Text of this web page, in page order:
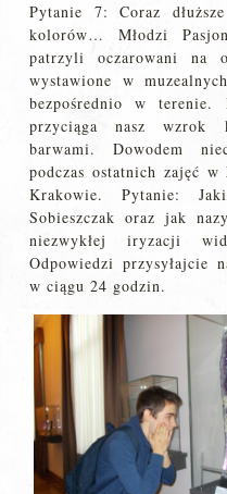
Pytanie 7: Coraz
kolorów… Młodzi
patrzyli oczarowani na
wystawione w
bezpośrednio w terenie.
przyciąga nasz wzrok
barwami. Dowodem
podczas ostatnich zajęć
Krakowie. Pytanie:
Sobieszczak oraz jak
niezwykłej iryzacji
Odpowiedzi przysyłajcie
w ciągu 24 godzin.